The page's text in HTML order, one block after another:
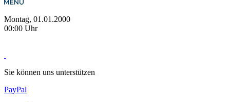
Montag, 01.01.2000
00:00 Uhr
Sie können uns unterstützen
PayPal